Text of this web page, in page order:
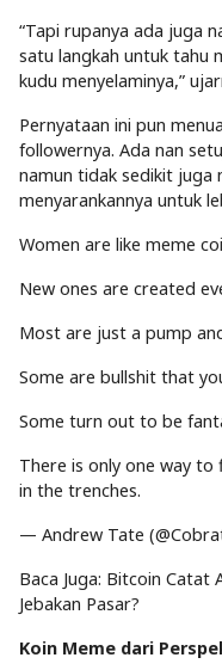
“Tapi rupanya ada juga
satu langkah untuk tahu
kudu menyelaminya,”
Pernyataan ini pun
followernya. Ada nan
namun tidak sedikit juga
menyarankannya untuk
Women are like meme
New ones are created
Most are just a pump
Some are bullshit that
Some turn out to be
There is only one way
in the trenches.
— Andrew Tate
Baca Juga: Bitcoin Catat
Jebakan Pasar?
Koin Meme dari